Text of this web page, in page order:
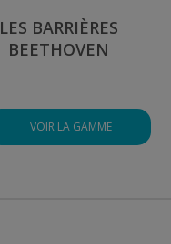
LES BARRIÈRES
BEETHOVEN
VOIR LA GAMME